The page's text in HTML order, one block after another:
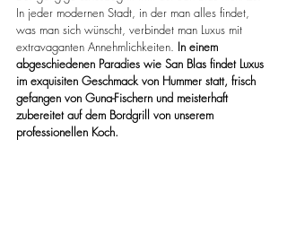
In jeder modernen Stadt, in der man alles findet,
was man sich wünscht, verbindet man Luxus mit
extravaganten Annehmlichkeiten. In einem
abgeschiedenen Paradies wie San Blas findet Luxus
im exquisiten Geschmack von Hummer statt, frisch
gefangen von Guna-Fischern und meisterhaft
zubereitet auf dem Bordgrill von unserem
professionellen Koch.